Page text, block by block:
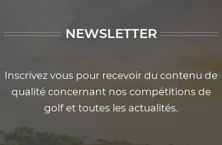
NEWSLETTER
Inscrivez vous pour recevoir du contenu de
qualité concernant nos compétitions de
golf et toutes les actualités.